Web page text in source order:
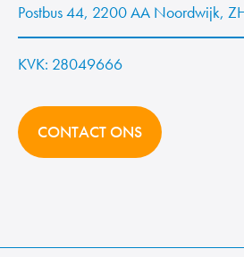
Postbus 44, 2200 AA Noordwijk,
KVK: 28049666
CONTACT ONS